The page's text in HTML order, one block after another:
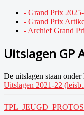
- Grand Prix
- Grand Prix
- Archief Grand
Uitslagen GP
De uitslagen staan
Uitslagen 2021-22